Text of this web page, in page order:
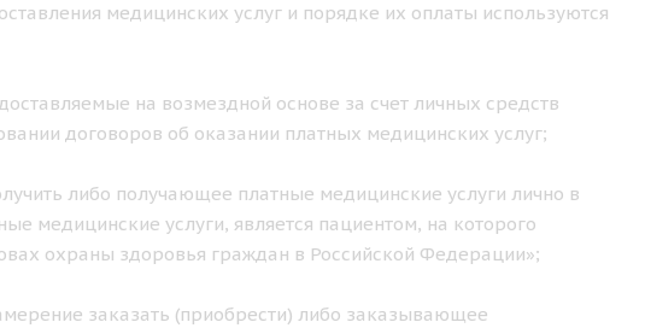
медицинских услуг и порядке их оплаты используются
на возмездной основе за счет личных средств
договоров об оказании платных медицинских услуг;
либо получающее платные медицинские услуги лично в
медицинские услуги, является пациентом, на которого
охраны здоровья граждан в Российской Федерации»;
заказать (приобрести) либо заказывающее